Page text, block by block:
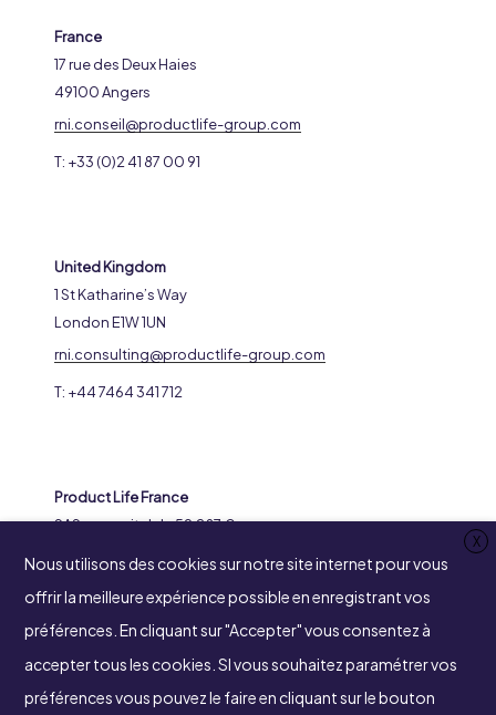
France
17 rue des Deux Haies
49100 Angers
rni.conseil@productlife-group.com
T: +33 (0)2 41 87 00 91
United Kingdom
1 St Katharine’s Way
London E1W 1UN
rni.consulting@productlife-group.com
T: +44 7464 341 712
Product Life France
SAS au capital de 59.287 €
92400 Courbevoie
X
Nous utilisons des cookies sur notre site internet pour vous
offrir la meilleure expérience possible en enregistrant vos
préférences. En cliquant sur "Accepter" vous consentez à
accepter tous les cookies. SI vous souhaitez paramétrer vos
préférences vous pouvez le faire en cliquant sur le bouton